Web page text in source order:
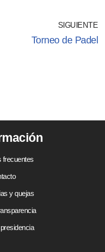
SIGUIENTE
Torneo de Padel
frecuentes
y quejas